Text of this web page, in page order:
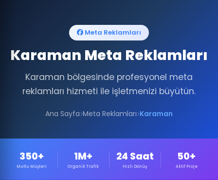
Meta Reklamları
Karaman Meta Reklamları
Karaman bölgesinde profesyonel meta
reklamları hizmeti ile işletmenizi büyütün.
Ana Sayfa Meta Reklamları Karaman
350+
Mutlu Müşteri
1M+
Organik Trafik
24 Saat
Hızlı Dönüş
50+
Aktif Proje